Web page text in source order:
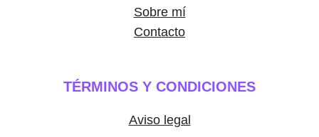
Sobre mí
Contacto
TÉRMINOS Y CONDICIONES
Aviso legal